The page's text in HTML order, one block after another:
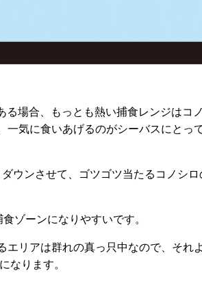
場合、もっとも熱い捕食レンジはコ
気に食いあげるのがシーバスにとっ
ウンさせて、ゴツゴツ当たるコノシ
ゾーンになりやすいです。
リアは群れの真っ只中なので、それ
なります。